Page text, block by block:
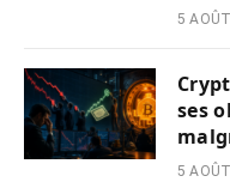
5
ses
5